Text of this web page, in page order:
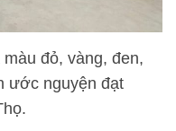
đỏ, vàng, đen,
ước nguyện đạt